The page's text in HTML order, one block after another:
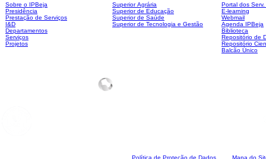
Sobre o IPBeja
Presidência
Prestação de Serviços
I&D
Departamentos
Serviços
Projetos
Superior Agrária
Superior de Educação
Superior de Saúde
Superior de Tecnologia e Gestão
Portal dos
E-learning
Webmail
Agenda IPBeja
Biblioteca
Repositório de
Repositório
Balcão Único
Política de Proteção de Dados Mapa do